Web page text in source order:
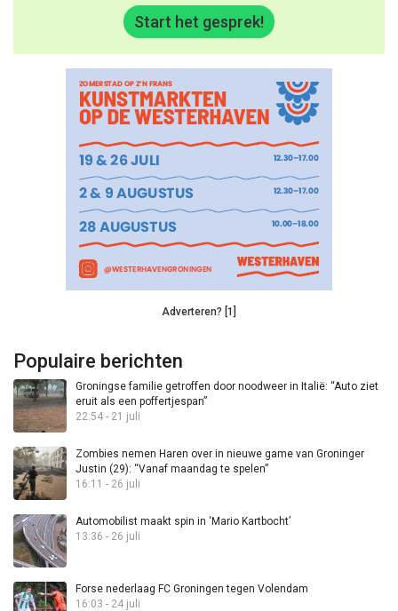
Start het gesprek!
Adverteren? [1]
Populaire berichten
Groningse familie getroffen door noodweer in Italië: “Auto ziet
eruit als een poffertjespan”
22:54 - 21 juli
Zombies nemen Haren over in nieuwe game van Groninger
Justin (29): “Vanaf maandag te spelen”
16:11 - 26 juli
Automobilist maakt spin in ‘Mario Kartbocht’
13:36 - 26 juli
Forse nederlaag FC Groningen tegen Volendam
16:03 - 24 juli